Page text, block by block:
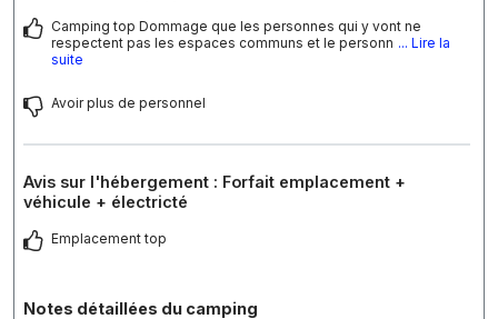
Camping top Dommage que les personnes qui y vont ne
respectent pas les espaces communs et le personn ... Lire la
suite
Avoir plus de personnel
Avis sur l'hébergement : Forfait emplacement +
véhicule + électricté
Emplacement top
Notes détaillées du camping